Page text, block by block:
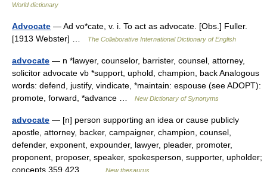
World dictionary
Advocate — Ad vo*cate, v. i. To act as advocate. [Obs.] Fuller.
[1913 Webster] …
The Collaborative International Dictionary of English
advocate — n *lawyer, counselor, barrister, counsel, attorney,
solicitor advocate vb *support, uphold, champion, back Analogous
words: defend, justify, vindicate, *maintain: espouse (see ADOPT):
promote, forward, *advance …
New Dictionary of Synonyms
advocate — [n] person supporting an idea or cause publicly
apostle, attorney, backer, campaigner, champion, counsel,
defender, exponent, expounder, lawyer, pleader, promoter,
proponent, proposer, speaker, spokesperson, supporter, upholder;
concepts 359,423… …
New thesaurus